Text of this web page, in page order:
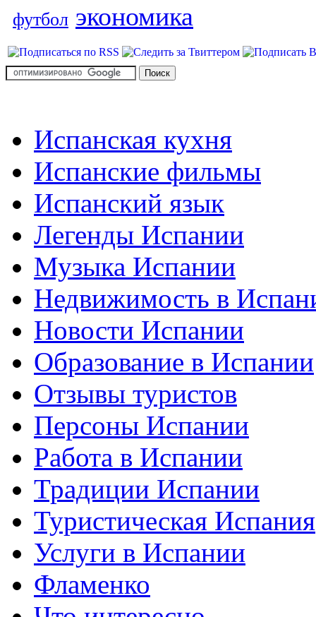
футбол экономика
Испанская кухня
Испанские фильмы
Испанский язык
Легенды Испании
Музыка Испании
Недвижимость в
Новости Испании
Образование в Испании
Отзывы туристов
Персоны Испании
Работа в Испании
Традиции Испании
Туристическая Испания
Услуги в Испании
Фламенко